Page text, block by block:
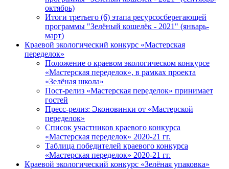
октябрь)
Итоги третьего (6) этапа ресурсосберегающей
программы "Зелёный кошелёк - 2021" (январь-
март)
Краевой экологический конкурс «Мастерская
переделок»
Положение о краевом экологическом конкурсе
«Мастерская переделок», в рамках проекта
«Зелёная школа»
Пост-релиз «Мастерская переделок» принимает
гостей
Пресс-релиз: Эконовинки от «Мастерской
переделок»
Список участников краевого конкурса
«Мастерская переделок» 2020-21 гг.
Таблица победителей краевого конкурса
«Мастерская переделок» 2020-21 гг.
Краевой экологический конкурс «Зелёная упаковка»